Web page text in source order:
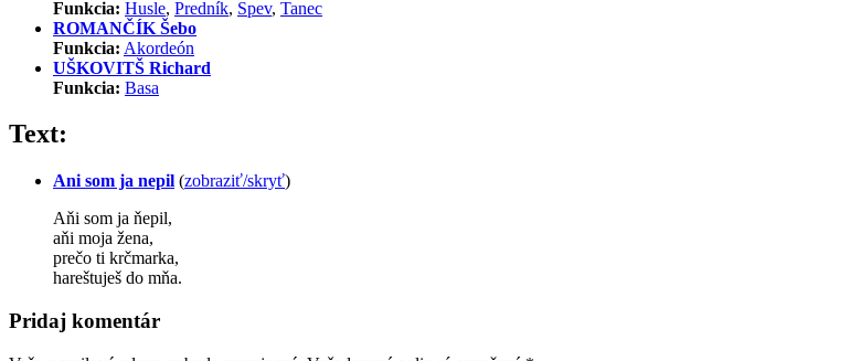
Funkcia: Husle, Predník, Spev, Tanec
ROMANČÍK Šebo
Funkcia: Akordeón
UŠKOVITŠ Richard
Funkcia: Basa
Text:
Ani som ja nepil (zobraziť/skryť)
Aňi som ja ňepil,
aňi moja žena,
prečo ti krčmarka,
hareštuješ do mňa.
Pridaj komentár